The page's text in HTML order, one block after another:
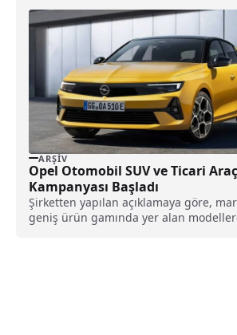
ARŞIV
Opel Otomobil SUV ve Ticari Araç
Kampanyası Başladı
Şirketten yapılan açıklamaya göre,
geniş ürün gamında yer alan